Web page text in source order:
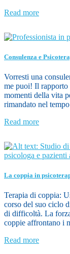
Read more
Consulenza e
Vorresti una
me puoi! Il rapporto
momenti della vita
rimandato nel
Read more
La coppia in
Terapia di coppia:
corso del suo ciclo
di difficoltà. La
coppie affrontano i
Read more